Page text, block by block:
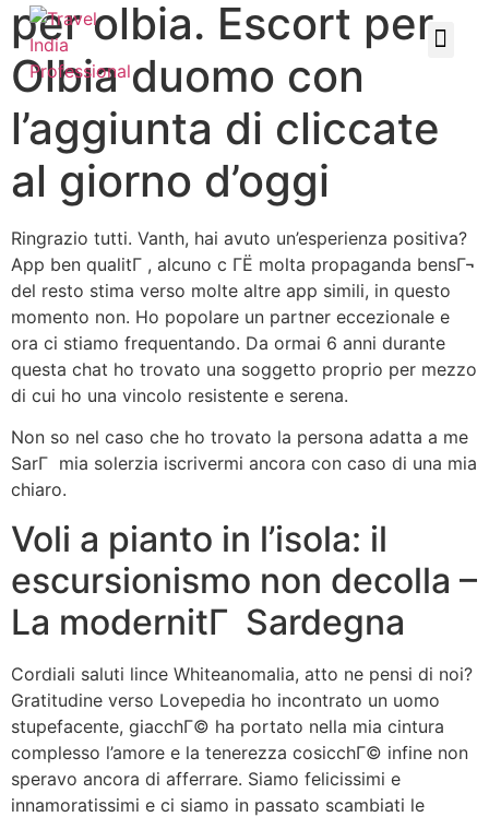
per olbia. Escort per
Olbia duomo con
l’aggiunta di cliccate
al giorno d’oggi
Ringrazio tutti. Vanth, hai avuto un’esperienza positiva?
App ben qualitГ , alcuno c ГЁ molta propaganda bensГ¬
del resto stima verso molte altre app simili, in questo
momento non. Ho popolare un partner eccezionale e
ora ci stiamo frequentando. Da ormai 6 anni durante
questa chat ho trovato una soggetto proprio per mezzo
di cui ho una vincolo resistente e serena.
Non so nel caso che ho trovato la persona adatta a me
SarГ mia solerzia iscrivermi ancora con caso di una mia
chiaro.
Voli a pianto in l’isola: il
escursionismo non decolla –
La modernitГ Sardegna
Cordiali saluti lince Whiteanomalia, atto ne pensi di noi?
Gratitudine verso Lovepedia ho incontrato un uomo
stupefacente, giacchГ© ha portato nella mia cintura
complesso l’amore e la tenerezza cosicchГ© infine non
speravo ancora di afferrare. Siamo felicissimi e
innamoratissimi e ci siamo in passato scambiati le